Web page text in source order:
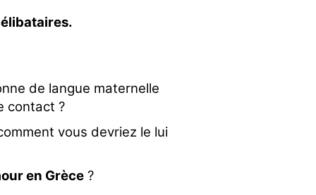
de langue maternelle
contact ?
vous devriez le lui
en Grèce ?